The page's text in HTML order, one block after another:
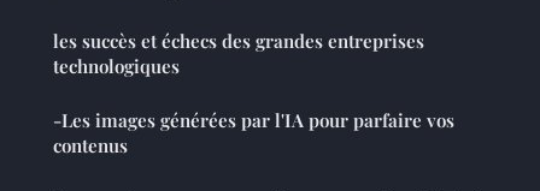
les succès et échecs des grandes entreprises
technologiques
-Les images générées par l'IA pour parfaire vos
contenus